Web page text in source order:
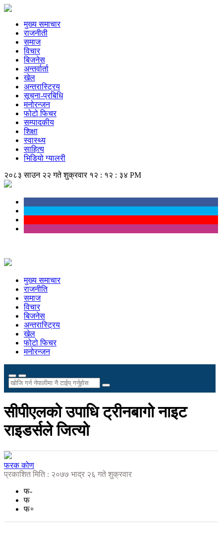
मुख्य समाचार
राजनीती
समाज
विचार
बिजनेस
अन्तर्वार्ता
खेल
अन्तरास्ट्रिय
सूचना-प्रबिधि
मनोरन्जन
फोटो फिचर
सम्पादकीय
शिक्षा
स्वास्थ्य
साहित्य
भिडियो ग्यालरी
२०८३ साउन २२ गते शुक्रवार १२ : १२ : ३५ PM
मुख्य समाचार
राजनीति
समाज
विचार
बिजनेस
अन्तरास्ट्रिय
खेल
फोटो फिचर
मनोरन्जन
सीपीएलको उपाधि ट्रीनबागो नाइट
राइडर्सले जित्यो
फरक कोण
प्रकाशित मिति : २०७७ भाद्र २६ गते शुक्रवार
फ-
फ
फ+